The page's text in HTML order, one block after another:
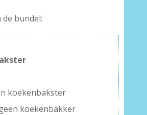
bundel:
koekenbakster
koekenbakker